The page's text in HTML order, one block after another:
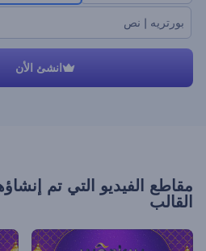
الاحتفالات وغيرها. جرب الآن!
بورتريه | نص
انشئ الأن
مقاطع الفيديو التي تم
القالب